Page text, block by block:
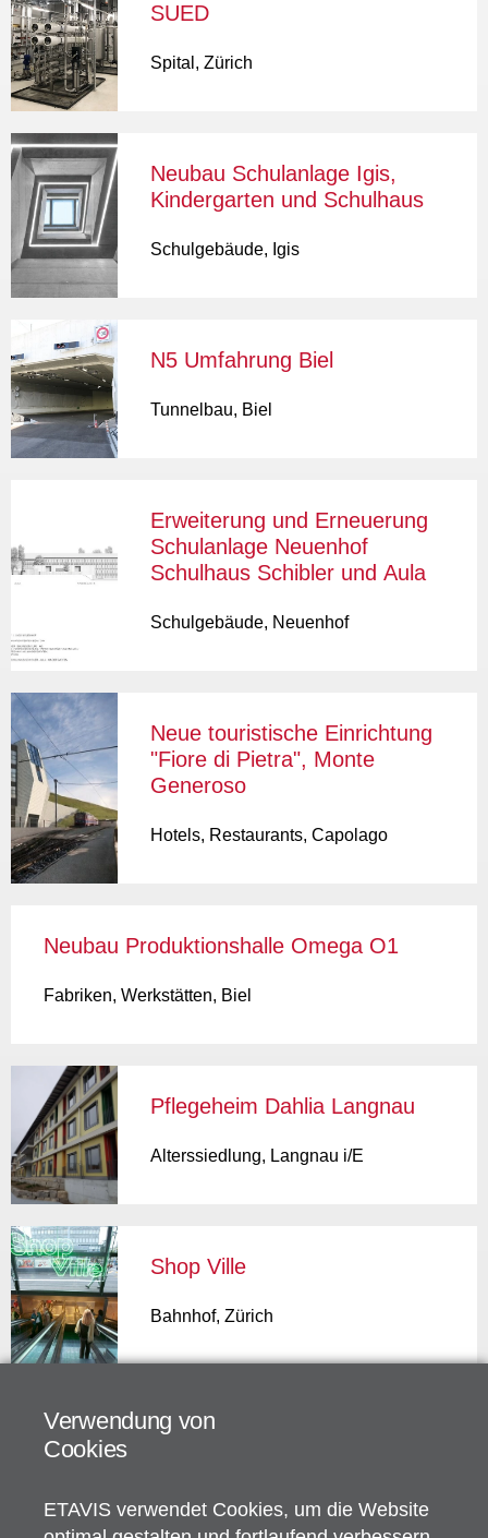
SUED
Spital , Zürich
Neubau Schulanlage Igis,
Kindergarten und Schulhaus
Schulgebäude, Igis
N5 Umfahrung Biel
Tunnelbau, Biel
Erweiterung und Erneuerung
Schulanlage Neuenhof
Schulhaus Schibler und Aula
Schulgebäude, Neuenhof
Neue touristische Einrichtung
"Fiore di Pietra", Monte
Generoso
Hotels, Restaurants, Capolago
Neubau Produktionshalle Omega O1
Fabriken, Werkstätten, Biel
Pflegeheim Dahlia Langnau
Alterssiedlung, Langnau i/E
Shop Ville
Bahnhof, Zürich
Schulhaus Zehntenhof
Verwendung von
Cookies
ETAVIS verwendet Cookies, um die Website